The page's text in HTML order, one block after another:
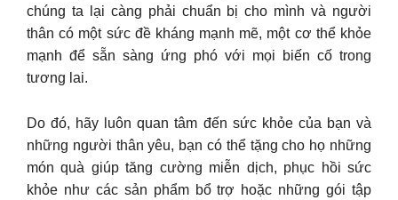
chúng ta lại càng phải chuẩn bị cho mình và người
thân có một sức đề kháng mạnh mẽ, một cơ thể khỏe
mạnh để sẵn sàng ứng phó với mọi biến cố trong
tương lai.
Do đó, hãy luôn quan tâm đến sức khỏe của bạn và
những người thân yêu, bạn có thể tặng cho họ những
món quà giúp tăng cường miễn dịch, phục hồi sức
khỏe như các sản phẩm bổ trợ hoặc những gói tập